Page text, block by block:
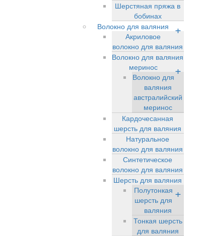
Шерстяная пряжа в
бобинах
Волокно для валяния
+
Акриловое
волокно для валяния
Волокно для валяния
меринос
+
Волокно для
валяния
австралийский
меринос
Кардочесанная
шерсть для валяния
Натуральное
волокно для валяния
Синтетическое
волокно для валяния
Шерсть для валяния
+
Полутонкая
шерсть для
валяния
Тонкая шерсть
для валяния